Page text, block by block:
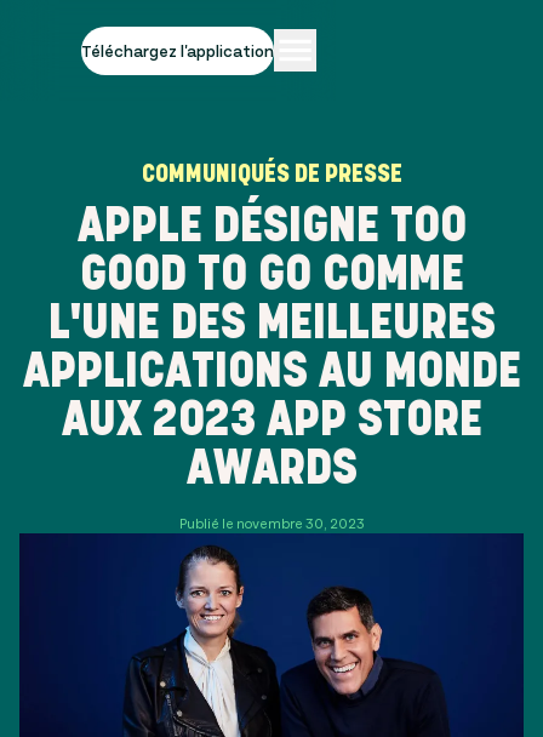
Téléchargez l'application
COMMUNIQUÉS DE PRESSE
APPLE DÉSIGNE TOO
GOOD TO GO COMME
L'UNE DES MEILLEURES
APPLICATIONS AU MONDE
AUX 2023 APP STORE
AWARDS
Publié le novembre 30, 2023